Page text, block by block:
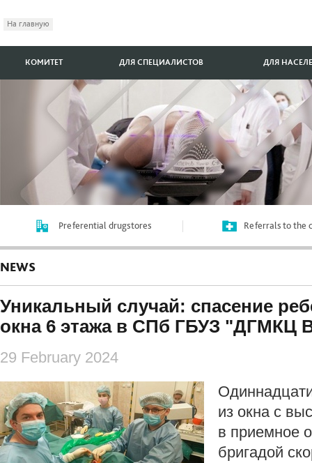
На главную
КОМИТЕТ ДЛЯ СПЕЦИАЛИСТОВ ДЛЯ
Preferential drugstores Referrals to the
NEWS
Уникальный случай: спасение
окна 6 этажа в СПб ГБУЗ "ДГМКЦ
29 February 2024
из окна с
в приемное
бригадой